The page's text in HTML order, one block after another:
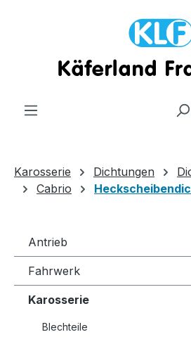
Zum Hauptinhalt springen
Karosserie Dichtungen
Cabrio
Antrieb
Fahrwerk
Karosserie
Blechteile